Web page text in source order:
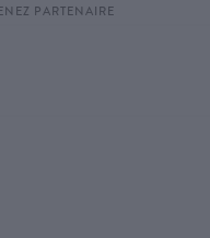
PARTENAIRE